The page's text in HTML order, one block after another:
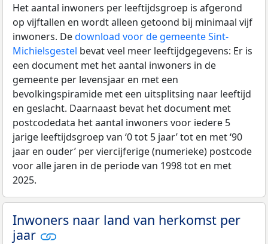
Het aantal inwoners per leeftijdsgroep is afgerond
op vijftallen en wordt alleen getoond bij minimaal vijf
inwoners. Dedownload voor de gemeente Sint-
Michielsgestel bevat veel meer leeftijdgegevens: Er is
een document met het aantal inwoners in de
gemeente per levensjaar en met een
bevolkingspiramide met een uitsplitsing naar leeftijd
en geslacht. Daarnaast bevat het document met
postcodedata het aantal inwoners voor iedere 5
jarige leeftijdsgroep van ‘0 tot 5 jaar’ tot en met ‘90
jaar en ouder’ per viercijferige (numerieke) postcode
voor alle jaren in de periode van 1998 tot en met
2025.
Inwoners naar land van herkomst per
jaar